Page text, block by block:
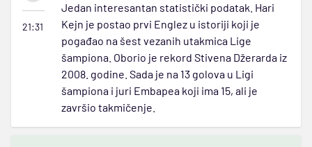
21:31
Jedan interesantan statistički podatak. Hari
Kejn je postao prvi Englez u istoriji koji je
pogađao na šest vezanih utakmica Lige
šampiona. Oborio je rekord Stivena Džerarda iz
2008. godine. Sada je na 13 golova u Ligi
šampiona i juri Embapea koji ima 15, ali je
završio takmičenje.